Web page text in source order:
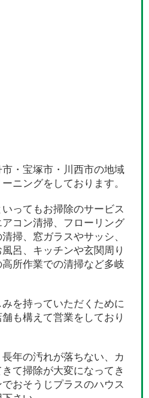
・宝塚市・川西市の地域
ニングをしております。
ってもお掃除のサービス
コン清掃、フローリング
掃、窓ガラスやサッシ、
呂、キッチンや玄関周り
所作業での清掃など多岐
を持っていただくために
も構えて営業をしており
年の汚れが落ちない、カ
て掃除が大変になってき
おそうじプラスのハウス